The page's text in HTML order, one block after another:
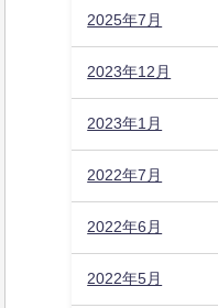
2025年7月
2023年12月
2023年1月
2022年7月
2022年6月
2022年5月